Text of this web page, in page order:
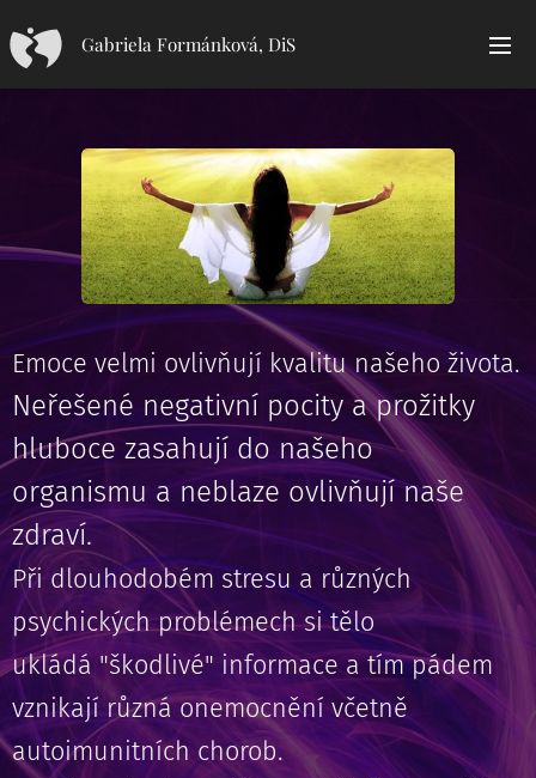
Gabriela Formánková, DiS
Emoce velmi ovlivňují kvalitu našeho života.
Neřešené negativní pocity a prožitky
hluboce zasahují do našeho
organismu a neblaze ovlivňují naše
zdraví.
Při dlouhodobém stresu a různých
psychických problémech si tělo
ukládá "škodlivé" informace a tím pádem
vznikají různá onemocnění včetně
autoimunitních chorob.